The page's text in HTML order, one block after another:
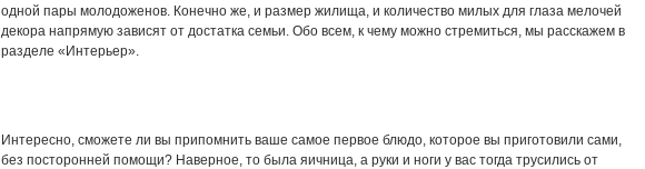
одной пары молодоженов. Конечно же, и размер жилища, и количество милых для глаза мелочей
декора напрямую зависят от достатка семьи. Обо всем, к чему можно стремиться, мы расскажем в
разделе «Интерьер».
Интересно, сможете ли вы припомнить ваше самое первое блюдо, которое вы приготовили сами,
без посторонней помощи? Наверное, то была яичница, а руки и ноги у вас тогда трусились от